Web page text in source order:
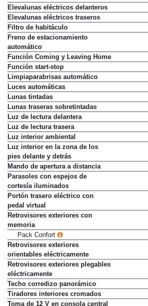
Climatizador Climatronic bizona
Elevalunas eléctricos delanteros
Elevalunas eléctricos traseros
Filtro de habitáculo
Freno de estacionamiento
automático
Función Coming y Leaving Home
Función start-stop
Limpiaparabrisas automático
Luces automáticas
Lunas tintadas
Lunas traseras sobretintadas
Luz de lectura delantera
Luz de lectura trasera
Luz interior ambiental
Luz interior en la zona de los
pies delante y detrás
Mando de apertura a distancia
Parasoles con espejos de
cortesía iluminados
Portón trasero eléctrico con
pedal virtual
Retrovisores exteriores con
memoria
Pack Confort
Retrovisores exteriores
orientables eléctricamente
Retrovisores exteriores plegables
eléctricamente
Techo corredizo panorámico
Tiradores interiores cromados